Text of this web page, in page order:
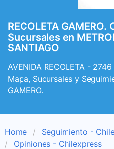
RECOLETA GAMERO.
Sucursales en
SANTIAGO
AVENIDA RECOLETA -
Mapa, Sucursales y
GAMERO.
Home
Seguimiento -
Opiniones - Chilexpress